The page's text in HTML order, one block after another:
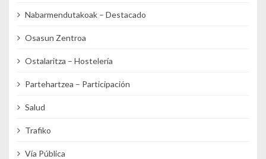
Nabarmendutakoak – Destacado
Osasun Zentroa
Ostalaritza – Hostelería
Partehartzea – Participación
Salud
Trafiko
Vía Pública